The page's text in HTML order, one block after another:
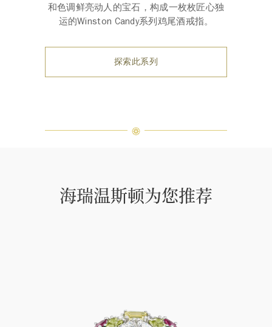
和色调鲜亮动人的宝石，构成一枚枚匠心独
运的Winston Candy系列鸡尾酒戒指。
探索此系列
海瑞温斯顿为您推荐